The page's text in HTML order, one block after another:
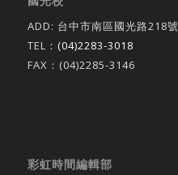
ADD: 台中市南區國光路218號
TEL： (04)2283-3018
FAX：(04)2285-3146
彩虹時間編輯部